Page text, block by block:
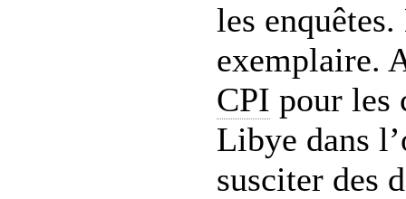
les
exemplaire.
CPI pour les
Libye dans
susciter des